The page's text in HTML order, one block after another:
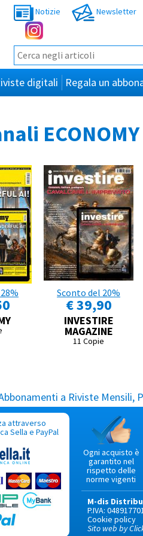
Notizie Newsletter
digitali Regala un
ECONOMY
Sconto del 20%
€ 39,90
INVESTIRE
MAGAZINE
11 Copie
a Riviste Mensili,
attraverso
Sella e PayPal
Ogni acquisto è
garantito nel
rispetto delle
norme vigenti
M-dis
P.IVA:
Cookie policy
Sito web by